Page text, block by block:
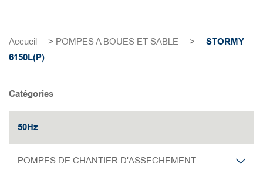
Accueil > POMPES A BOUES ET SABLE >
STORMY
6150L(P)
Catégories
50Hz
POMPES DE CHANTIER D'ASSECHEMENT